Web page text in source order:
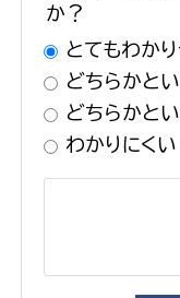
か？
とてもわか
どちらかと
どちらかと
わかりにくい